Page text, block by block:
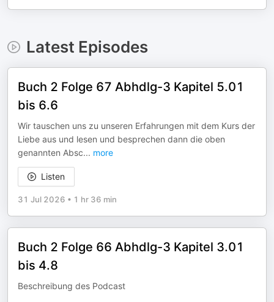
Latest Episodes
Buch 2 Folge 67 Abhdlg-3 Kapitel 5.01
bis 6.6
Wir tauschen uns zu unseren Erfahrungen mit dem Kurs der
Liebe aus und lesen und besprechen dann die oben
genannten Absc... more
Listen
31 Jul 2026 • 1 hr 36 min
Buch 2 Folge 66 Abhdlg-3 Kapitel 3.01
bis 4.8
Beschreibung des Podcast